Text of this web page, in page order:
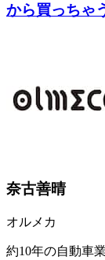
から買っちゃ
奈古善晴
オルメカ
約10年の自動車